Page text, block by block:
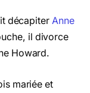
décapiter Anne
il divorce
Howard.
mariée et